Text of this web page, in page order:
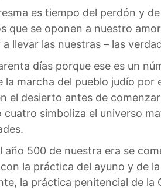
es tiempo del perdón y
que se oponen a nuestro
a llevar las nuestras – las
días porque ese es un
la marcha del pueblo judío por
el desierto antes de
cuatro simboliza el universo
año 500 de nuestra era se
la práctica del ayuno y de
la práctica penitencial de la